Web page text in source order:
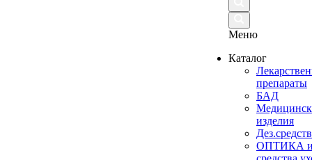
Меню
Каталог
препараты
БАД
изделия
ОПТИКА